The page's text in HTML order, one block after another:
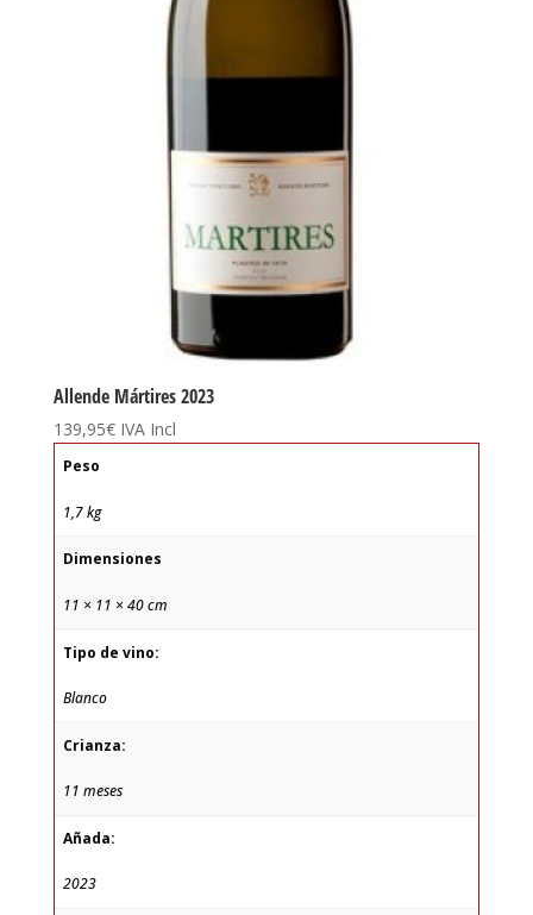
Allende Mártires 2023
139,95€ IVA Incl
Peso
1,7 kg
Dimensiones
11 × 11 × 40 cm
Tipo de vino:
Blanco
Crianza:
11 meses
Añada:
2023